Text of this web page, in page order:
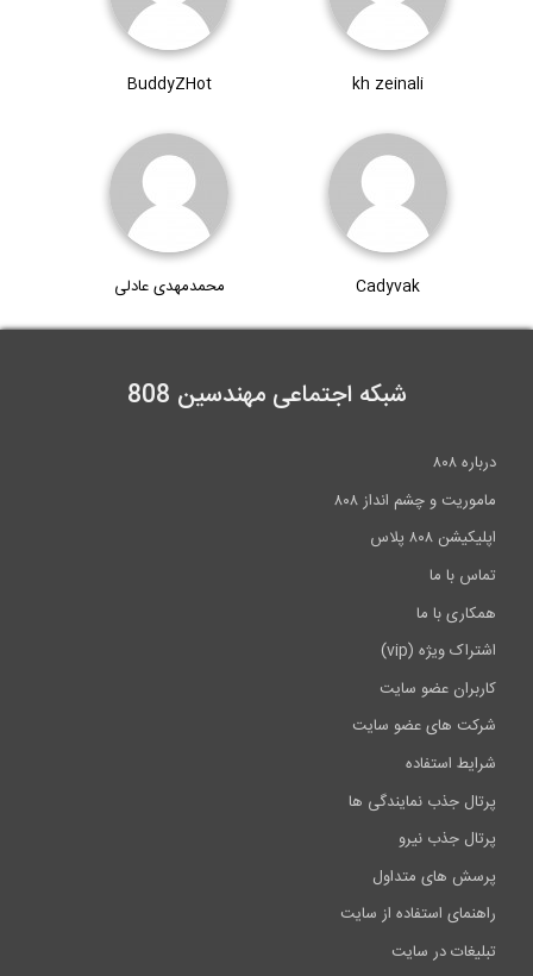
ماجرای آب: قسمت اول (چرخه آب)
ماجرای آب: قسمت دوم (بارندگی و تبخیر در...
kh zeinali
BuddyZHot
Cadyvak محمدمهدی عادلی
شبکه اجتماعی مهندسین 808
درباره ۸۰۸
ماموریت و چشم انداز ۸۰۸
اپلیکیشن ۸۰۸ پلاس
تماس با ما
همکاری با ما
اشتراک ویژه (vip)
کاربران عضو سایت
شرکت های عضو سایت
شرایط استفاده
پرتال جذب نمایندگی ها
پرتال جذب نیرو
پرسش های متداول
راهنمای استفاده از سایت
تبلیغات در سایت